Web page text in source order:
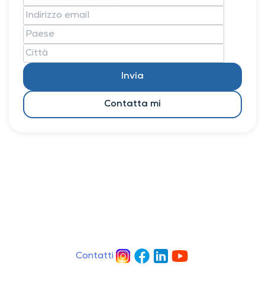
Contatta mi
Contatti